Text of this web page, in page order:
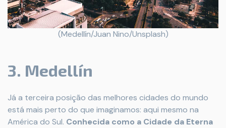
(Medellín/Juan Nino/Unsplash)
3. Medellín
Já a terceira posição das melhores cidades do mundo
está mais perto do que imaginamos: aqui mesmo na
América do Sul. Conhecida como a Cidade da Eterna